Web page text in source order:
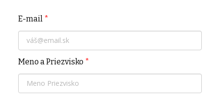
E-mail *
Meno a Priezvisko *